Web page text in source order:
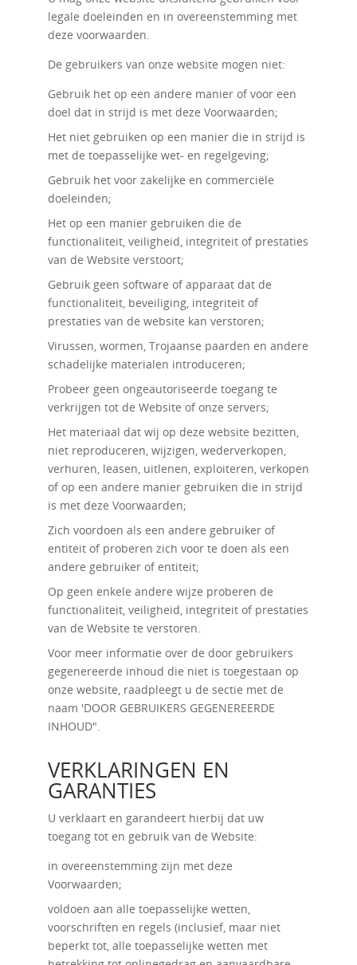
legale doeleinden en in overeenstemming met
deze voorwaarden.
De gebruikers van onze website mogen niet:
Gebruik het op een andere manier of voor een
doel dat in strijd is met deze Voorwaarden;
Het niet gebruiken op een manier die in strijd is
met de toepasselijke wet- en regelgeving;
Gebruik het voor zakelijke en commerciële
doeleinden;
Het op een manier gebruiken die de
functionaliteit, veiligheid, integriteit of prestaties
van de Website verstoort;
Gebruik geen software of apparaat dat de
functionaliteit, beveiliging, integriteit of
prestaties van de website kan verstoren;
Virussen, wormen, Trojaanse paarden en andere
schadelijke materialen introduceren;
Probeer geen ongeautoriseerde toegang te
verkrijgen tot de Website of onze servers;
Het materiaal dat wij op deze website bezitten,
niet reproduceren, wijzigen, wederverkopen,
verhuren, leasen, uitlenen, exploiteren, verkopen
of op een andere manier gebruiken die in strijd
is met deze Voorwaarden;
Zich voordoen als een andere gebruiker of
entiteit of proberen zich voor te doen als een
andere gebruiker of entiteit;
Op geen enkele andere wijze proberen de
functionaliteit, veiligheid, integriteit of prestaties
van de Website te verstoren.
Voor meer informatie over de door gebruikers
gegenereerde inhoud die niet is toegestaan ​​op
onze website, raadpleegt u de sectie met de
naam 'DOOR GEBRUIKERS GEGENEREERDE
INHOUD".
VERKLARINGEN EN
GARANTIES
U verklaart en garandeert hierbij dat uw
toegang tot en gebruik van de Website:
in overeenstemming zijn met deze
Voorwaarden;
voldoen aan alle toepasselijke wetten,
voorschriften en regels (inclusief, maar niet
beperkt tot, alle toepasselijke wetten met